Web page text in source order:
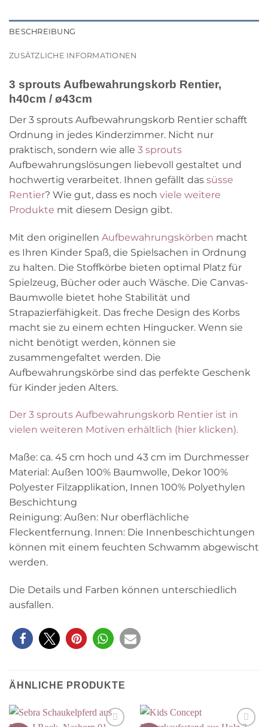
BESCHREIBUNG
ZUSÄTZLICHE INFORMATIONEN
3 sprouts Aufbewahrungskorb Rentier,
h40cm / ø43cm
Der 3 sprouts Aufbewahrungskorb Rentier schafft
Ordnung in jedes Kinderzimmer. Nicht nur
praktisch, sondern wie alle 3 sprouts
Aufbewahrungslösungen liebevoll gestaltet und
hochwertig verarbeitet. Ihnen gefällt das süsse
Rentier? Wie gut, dass es noch viele weitere
Produkte mit diesem Design gibt.
Mit den originellen Aufbewahrungskörben macht
es Ihren Kinder Spaß, die Spielsachen in Ordnung
zu halten. Die Stoffkörbe bieten optimal Platz für
Spielzeug, Bücher oder auch Wäsche. Die Canvas-
Baumwolle bietet hohe Stabilität und
Strapazierfähigkeit. Das freche Design des Korbs
macht sie zu einem echten Hingucker. Wenn sie
nicht benötigt werden, können sie
zusammengefaltet werden. Die
Aufbewahrungskörbe sind das perfekte Geschenk
für Kinder jeden Alters.
Der 3 sprouts Aufbewahrungskorb Rentier ist in
vielen weiteren Motiven erhältlich (hier klicken).
Maße: ca. 45 cm hoch und 43 cm im Durchmesser
Material: Außen 100% Baumwolle, Dekor 100%
Polyester Filzapplikation, Innen 100% Polyethylen
Beschichtung
Reinigung: Außen: Nur oberflächliche
Fleckentfernung. Innen: Die Innenbeschichtungen
können mit einem feuchten Schwamm abgewischt
werden.
Die Details und Farben können unterschiedlich
ausfallen.
ÄHNLICHE PRODUKTE